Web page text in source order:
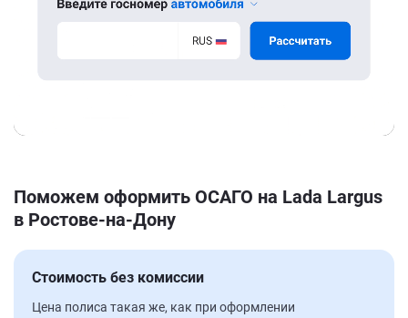
Поможем оформить ОСАГО на Lada Largus
в Ростове-на-Дону
Стоимость без комиссии
Цена полиса такая же, как при оформлении